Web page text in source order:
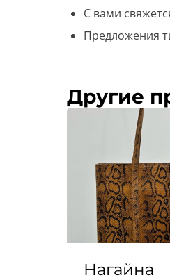
С вами
Предложения
Другие
Нагайна